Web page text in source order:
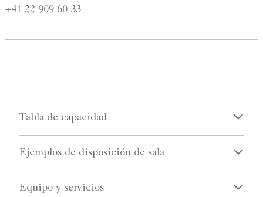
+41 22 909 60 33
Tabla de capacidad
Ejemplos de disposición de sala
Equipo y servicios